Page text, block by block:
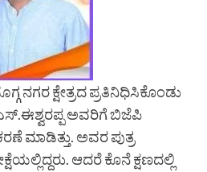
ನಗರ ಕ್ಷೇತ್ರದ ಪ್ರತಿನಿಧಿಸಿಕೊಂಡು
ಅವರಿಗೆ ಬಿಜೆಪಿ
ಮಾಡಿತ್ತು. ಅವರ ಪುತ್ರ
ಆದರೆ ಕೊನೆ ಕ್ಷಣದಲ್ಲಿ